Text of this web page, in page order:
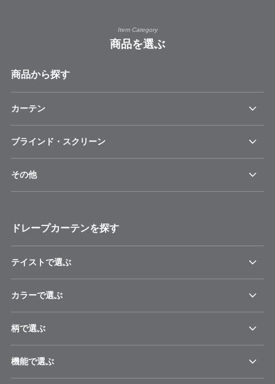
Item Category
商品を選ぶ
商品から探す
カーテン
ブラインド・スクリーン
その他
ドレープカーテンを探す
テイストで選ぶ
カラーで選ぶ
柄で選ぶ
機能で選ぶ